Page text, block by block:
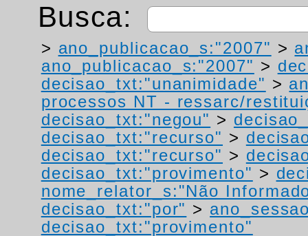
Busca:
> ano_publicacao_s:"2007" >
ano_publicacao_s:"2007" >
decisao_txt:"unanimidade" >
processos NT - ressarc/
decisao_txt:"negou" >
decisao_txt:"recurso" >
decisao_txt:"recurso" >
decisao_txt:"provimento" >
nome_relator_s:"Não
decisao_txt:"por" >
decisao_txt:"provimento"